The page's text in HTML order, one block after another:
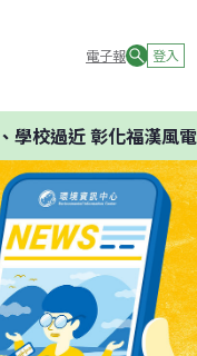
電子報 登入
校過近 彰化福漢風電